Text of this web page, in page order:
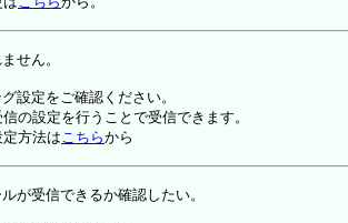
せん。
設定をご確認ください。
の設定を行うことで受信できます。
定方法はこちらから
が受信できるか確認したい。